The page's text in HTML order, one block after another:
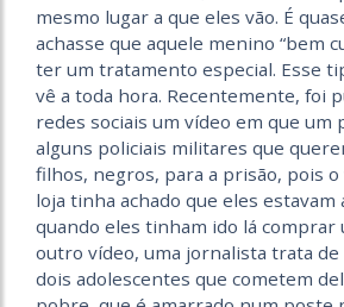
mesmo lugar a que eles vão. É
achasse que aquele menino “bem
ter um tratamento especial. Esse
vê a toda hora. Recentemente, foi
redes sociais um vídeo em que um
alguns policiais militares que
filhos, negros, para a prisão, pois
loja tinha achado que eles
quando eles tinham ido lá comprar
outro vídeo, uma jornalista trata
dois adolescentes que cometem